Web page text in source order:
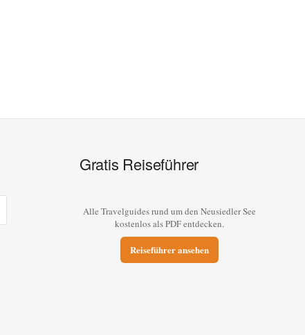
Gratis Reiseführer
Alle Travelguides rund um den Neusiedler See
kostenlos als PDF entdecken.
Reiseführer ansehen